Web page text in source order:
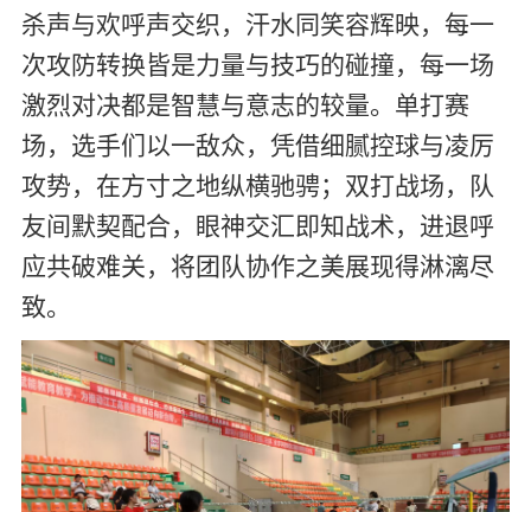
杀声与欢呼声交织，汗水同笑容辉映，每一
次攻防转换皆是力量与技巧的碰撞，每一场
激烈对决都是智慧与意志的较量。单打赛
场，选手们以一敌众，凭借细腻控球与凌厉
攻势，在方寸之地纵横驰骋；双打战场，队
友间默契配合，眼神交汇即知战术，进退呼
应共破难关，将团队协作之美展现得淋漓尽
致。